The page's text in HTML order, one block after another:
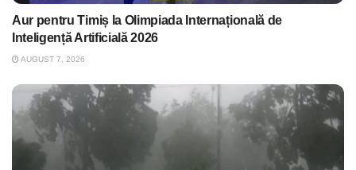
Aur pentru Timiș la Olimpiada Internațională de
Inteligență Artificială 2026
AUGUST 7, 2026